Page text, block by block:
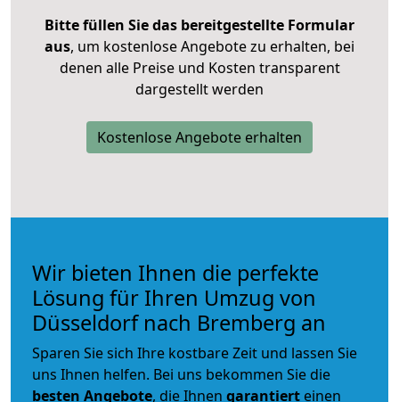
Bitte füllen Sie das bereitgestellte Formular
aus, um kostenlose Angebote zu erhalten, bei
denen alle Preise und Kosten transparent
dargestellt werden
Kostenlose Angebote erhalten
Wir bieten Ihnen die perfekte
Lösung für Ihren Umzug von
Düsseldorf nach Bremberg an
Sparen Sie sich Ihre kostbare Zeit und lassen Sie
uns Ihnen helfen. Bei uns bekommen Sie die
besten Angebote, die Ihnen garantiert einen